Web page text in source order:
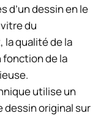
d’un dessin en le
du
qualité de la
de la
utilise un
original sur